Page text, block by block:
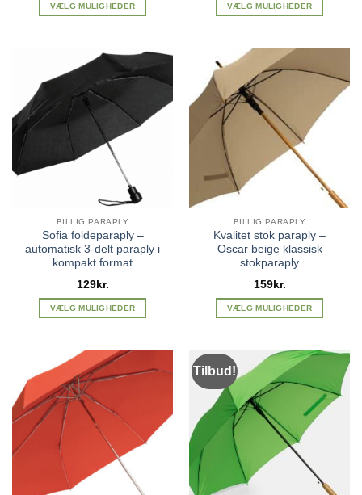
VÆLG MULIGHEDER
har
flere
varianter.
Mulighederne
kan
vælges
varesiden
VÆLG MULIGHEDER
har
flere
Mulighederne
kan
vælges
på
varesiden
BILLIG PARAPLY
Sofia foldeparaply –
automatisk 3-delt paraply i
kompakt format
129kr.
VÆLG MULIGHEDER
har
flere
varianter.
Mulighederne
kan
vælges
varesiden
BILLIG PARAPLY
Kvalitet stok paraply –
Oscar beige klassisk
stokparaply
159kr.
VÆLG MULIGHEDER
har
flere
varianter.
Mulighederne
kan
vælges
på
varesiden
Tilbud!